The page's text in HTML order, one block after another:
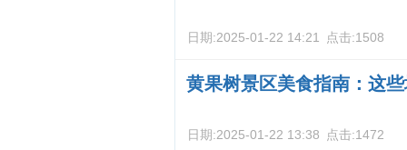
日期:2025-01-22 14:21 点击:1508
黄果树景区美食指南：这
日期:2025-01-22 13:38 点击:1472